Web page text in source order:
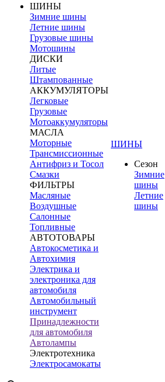
ШИНЫ
Зимние шины
Летние шины
Грузовые шины
Мотошины
ДИСКИ
Литые
Штампованные
АККУМУЛЯТОРЫ
Легковые
Грузовые
Мотоаккумуляторы
МАСЛА
Моторные
Трансмиссионные
Антифриз и Тосол
Смазки
ФИЛЬТРЫ
Масляные
Воздушные
Салонные
Топливные
АВТОТОВАРЫ
Автокосметика и
Автохимия
Электрика и
электроника для
автомобиля
Автомобильный
инструмент
Принадлежности
для автомобиля
Автолампы
Электротехника
Электросамокаты
ШИНЫ
Сезон
Зимние
шины
Летние
шины